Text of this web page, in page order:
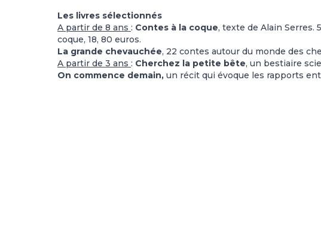
Les livres sélectionnés
A partir de 8 ans : Contes à la coque, texte de Alain Serres.
coque, 18, 80 euros.
La grande chevauchée, 22 contes autour du monde des
A partir de 3 ans : Cherchez la petite bête, un bestiaire
On commence demain, un récit qui évoque les rapports